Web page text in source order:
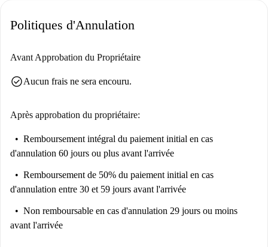
Politiques d'Annulation
Avant Approbation du Propriétaire
check_circleAucun frais ne sera encouru.
Après approbation du propriétaire:
Remboursement intégral du paiement initial en cas
d'annulation 60 jours ou plus avant l'arrivée
Remboursement de 50% du paiement initial en cas
d'annulation entre 30 et 59 jours avant l'arrivée
Non remboursable en cas d'annulation 29 jours ou moins
avant l'arrivée